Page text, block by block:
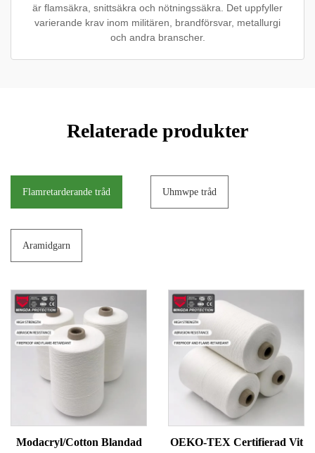
är flamsäkra, snittsäkra och nötningssäkra. Det uppfyller
varierande krav inom militären, brandförsvar, metallurgi
och andra branscher.
Relaterade produkter
Flamretarderande tråd Uhmwpe tråd
Aramidgarn
Modacryl/Cotton Blandad
OEKO-TEX Certifierad Vit